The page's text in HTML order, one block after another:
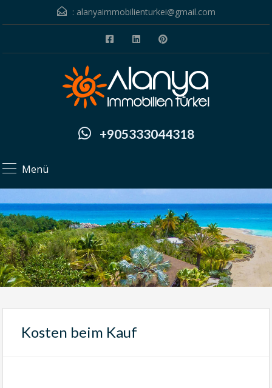
: alanyaimmobilienturkei@gmail.com
+905333044318
Menü
Kosten beim Kauf